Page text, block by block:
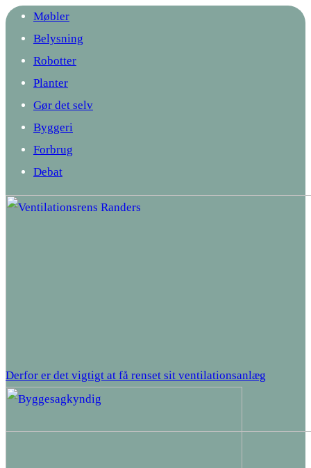
Møbler
Belysning
Robotter
Planter
Gør det selv
Byggeri
Forbrug
Debat
Derfor er det vigtigt at få renset sit ventilationsanlæg